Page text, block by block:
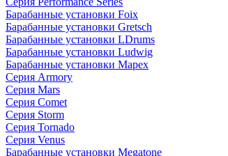
Барабанные установки Foix
Барабанные установки Gretsch
Барабанные установки LDrums
Барабанные установки Ludwig
Барабанные установки Mapex
Серия Armory
Серия Mars
Серия Comet
Серия Storm
Серия Tornado
Серия Venus
Барабанные установки Megatone